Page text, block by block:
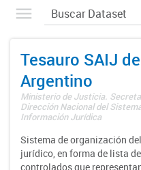
Tesauro SAIJ
Argentino
Ministerio de Justicia.
Dirección Nacional del
Información Jurídica
Sistema de organización
jurídico, en forma de lista
controlados que